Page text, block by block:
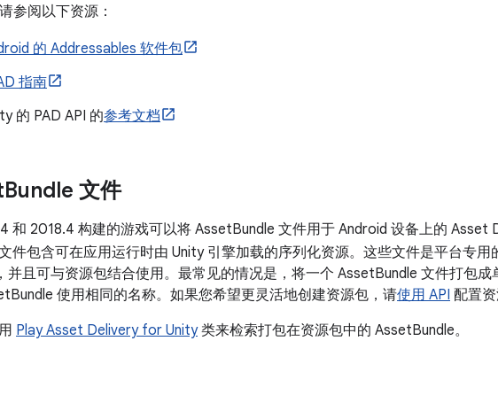
参阅以下资源：
的 Addressables 软件包
指南
的 PAD API 的参考文档
Bundle 文件
和 2018.4 构建的游戏可以将 AssetBundle 文件用于 Android 设备上的 Asset
件包含可在应用运行时由 Unity 引擎加载的序列化资源。这些文件是平台专用
并且可与资源包结合使用。最常见的情况是，将一个 AssetBundle 文件打包成
使用相同的名称。如果您希望更灵活地创建资源包，请使用 API 配置资
Play Asset Delivery for Unity类来检索打包在资源包中的 AssetBundle。